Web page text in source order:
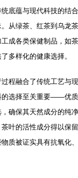
底蕴与现代科技的结
从绿茶、红茶到乌龙
成各类保健制品，如
多样化的健康选择。
程融合了传统工艺与
的选择至关重要——优
确保其天然成分的纯
叶的活性成分得以保
质被证实具有抗氧化